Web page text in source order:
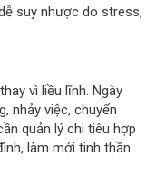
suy nhược do stress,
vì liều lĩnh. Ngày
nhảy việc, chuyển
quản lý chi tiêu hợp
làm mới tinh thần.